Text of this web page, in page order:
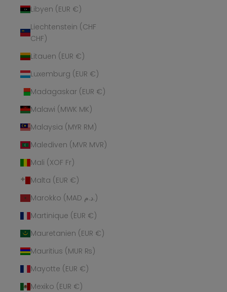
Libyen (EUR €)
Liechtenstein (CHF
CHF)
Litauen (EUR €)
Luxemburg (EUR €)
Madagaskar (EUR €)
Malawi (MWK MK)
Malaysia (MYR RM)
Malediven (MVR MVR)
Mali (XOF Fr)
Malta (EUR €)
Marokko (MAD د.م.)
Martinique (EUR €)
Mauretanien (EUR €)
Mauritius (MUR ₨)
Mayotte (EUR €)
Mexiko (EUR €)